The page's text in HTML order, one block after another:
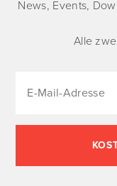
News, Events,
Alle